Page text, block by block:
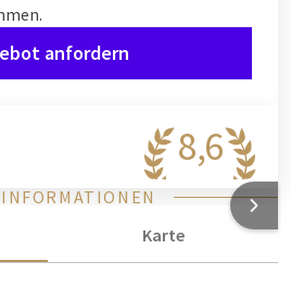
anfordern
8,6
Karte